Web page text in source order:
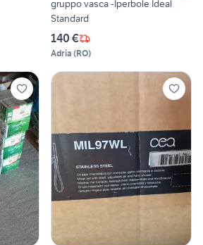
gruppo vasca -Iperbole Ideal
Standard
140 €
Adria (RO)